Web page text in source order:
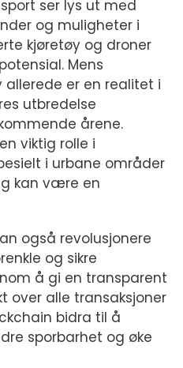
ser lys ut med
og muligheter i
kjøretøy og droner
Mens
er en realitet i
utbredelse
årene.
viktig rolle i
i urbane områder
kan være en
også revolusjonere
og sikre
å gi en transparent
over alle transaksjoner
bidra til å
sporbarhet og øke